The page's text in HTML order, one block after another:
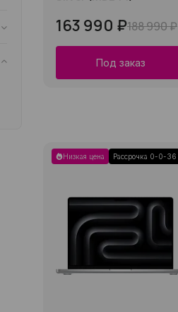
163 990 ₽188 990 ₽
Под заказ
Низкая цена Рассрочка 0-0-36